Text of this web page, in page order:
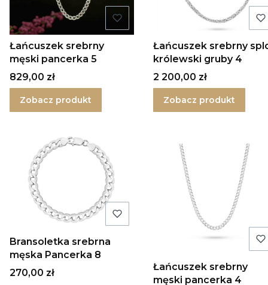
Łańcuszek srebrny
męski pancerka 5
Cena
829,00 zł
Zobacz produkt
Łańcuszek srebrny
królewski gruby 4
Cena
2 200,00 zł
Zobacz produkt
Bransoletka srebrna
męska Pancerka 8
Cena
270,00 zł
Łańcuszek srebrny
męski pancerka 4